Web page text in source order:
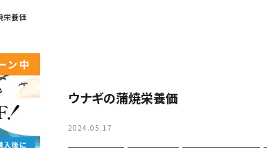
栄養価
ウナギの蒲焼栄養価
2024.05.17